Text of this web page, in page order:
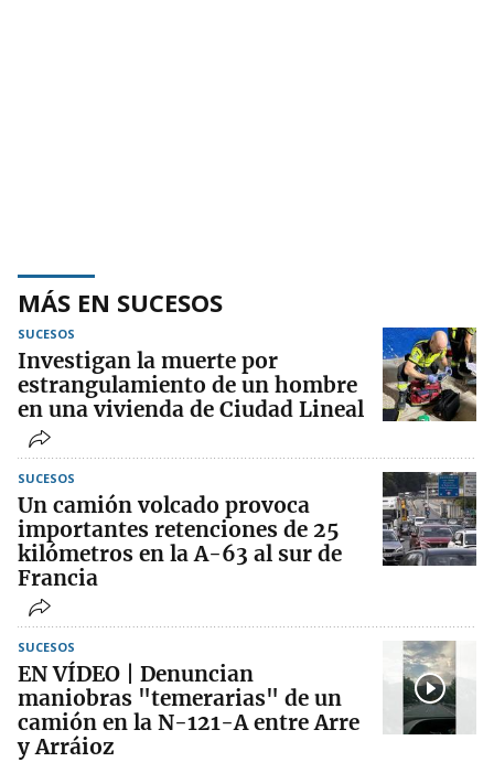
MÁS EN SUCESOS
SUCESOS
Investigan la muerte por
estrangulamiento de un hombre
en una vivienda de Ciudad Lineal
SUCESOS
Un camión volcado provoca
importantes retenciones de 25
kilómetros en la A-63 al sur de
Francia
SUCESOS
EN VÍDEO | Denuncian
maniobras "temerarias" de un
camión en la N-121-A entre Arre
y Arráioz